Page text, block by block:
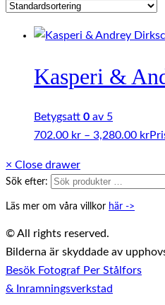
Kasperi &
Betygsatt 0 av 5
702.00 kr – 3,280.00 kr
× Close drawer
Sök efter:
Läs mer om våra villkor här ->
© All rights reserved.
Bilderna är skyddade av
Besök Fotograf Per Stålfors
& Inramningsverkstad